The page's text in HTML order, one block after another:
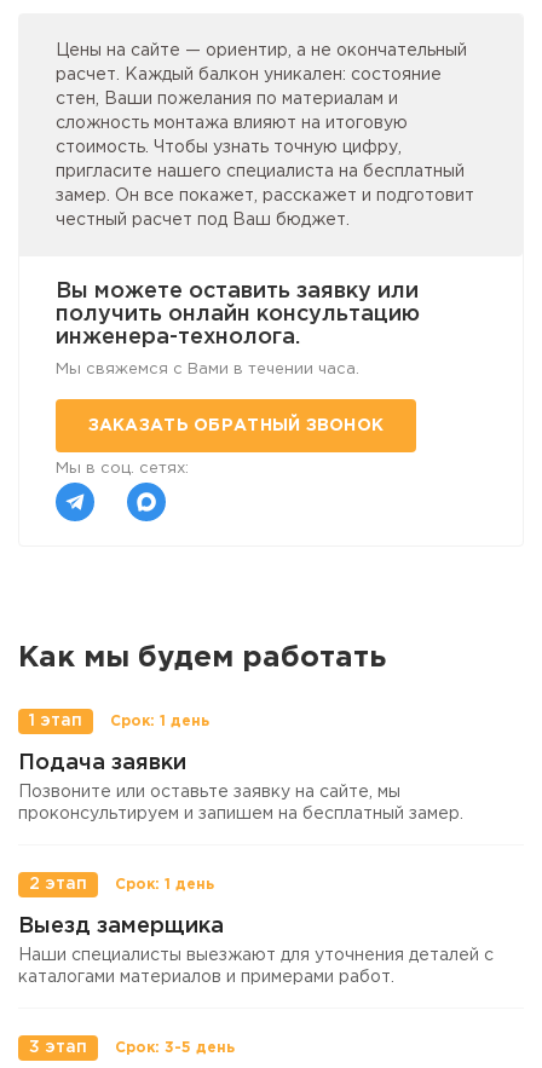
Цены на сайте — ориентир, а не окончательный
расчет. Каждый балкон уникален: состояние
стен, Ваши пожелания по материалам и
сложность монтажа влияют на итоговую
стоимость. Чтобы узнать точную цифру,
пригласите нашего специалиста на бесплатный
замер. Он все покажет, расскажет и подготовит
честный расчет под Ваш бюджет.
Вы можете оставить заявку или
получить онлайн консультацию
инженера-технолога.
Мы свяжемся с Вами в течении часа.
ЗАКАЗАТЬ ОБРАТНЫЙ ЗВОНОК
Мы в соц. сетях:
Как мы будем работать
1 этап
Подача заявки
Позвоните или оставьте заявку на сайте, мы
проконсультируем и запишем на бесплатный замер.
2 этап
Выезд замерщика
Наши специалисты выезжают для уточнения деталей с
каталогами материалов и примерами работ.
3 этап